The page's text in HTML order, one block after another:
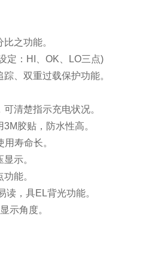
之功能。
定：HI、OK、LO三点)
、双重过载保护功能。
清楚指示充电状况。
胶贴，防水性高。
寿命长。
示。
能。
读，具EL背光功能。
示角度。